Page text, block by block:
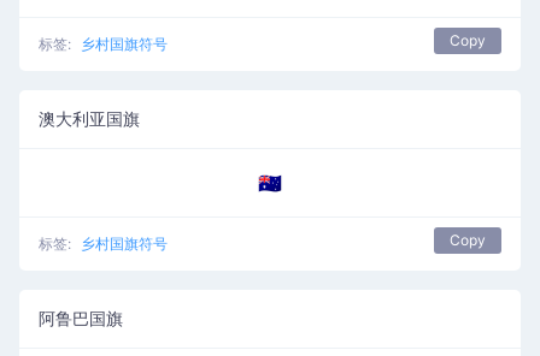
标签: 乡村国旗符号 Copy
澳大利亚国旗
🇦🇺
标签: 乡村国旗符号 Copy
阿鲁巴国旗